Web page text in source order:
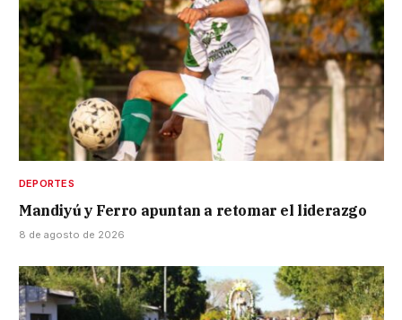
DEPORTES
Mandiyú y Ferro apuntan a retomar el liderazgo
8 de agosto de 2026